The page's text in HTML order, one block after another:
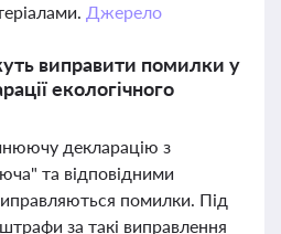
Джерело
виправити помилки у
екологічного
декларацію з
та відповідними
помилки. Під
за такі виправлення